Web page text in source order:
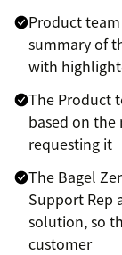
Product
summary of
with
The Product
based on
requesting it
The Bagel
Support Rep
solution, so
customer